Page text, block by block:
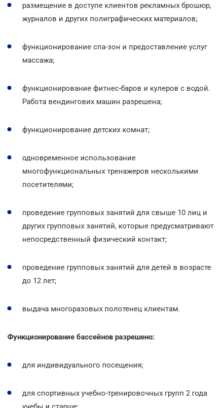
размещение в доступе клиентов рекламных брошюр,
журналов и других полиграфических материалов;
функционирование спа-зон и предоставление услуг
массажа;
функционирование фитнес-баров и кулеров с водой.
Работа вендингових машин разрешена;
функционирование детских комнат;
одновременное использование
многофункциональных тренажеров несколькими
посетителями;
проведение групповых занятий для свыше 10 лиц и
других групповых занятий, которые предусматривают
непосредственный физический контакт;
проведение групповых занятий для детей в возрасте
до 12 лет;
выдача многоразовых полотенец клиентам.
Функционирование бассейнов разрешено:
для индивидуального посещения;
для спортивных учебно-тренировочных групп 2 года